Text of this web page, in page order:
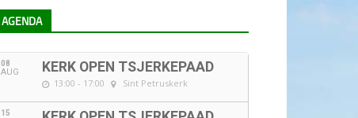
AGENDA
08
AUG KERK OPEN TSJERKEPAAD
13:00 - 17:00 Sint Petruskerk
15